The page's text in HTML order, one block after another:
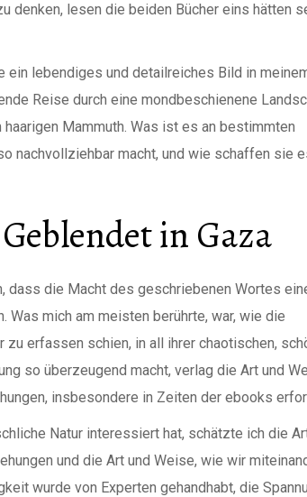
denken, lesen die beiden Bücher eins hätten
lebendiges und detailreiches Bild in
Reise durch eine mondbeschienene
Mammuth. Was ist es an bestimmten
nachvollziehbar macht, und wie schaffen sie
in Gaza
dass die Macht des geschriebenen Wortes
Was mich am meisten berührte, war, wie die
erfassen schien, in all ihrer chaotischen,
so überzeugend macht, verlag die Art und
insbesondere in Zeiten der ebooks
Natur interessiert hat, schätzte ich die
und die Art und Weise, wie wir
wurde von Experten gehandhabt, die